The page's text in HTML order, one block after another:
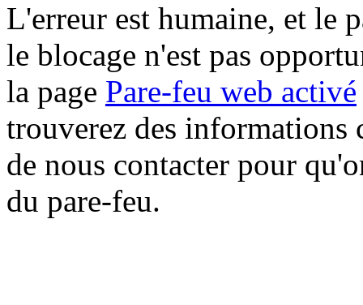
L'erreur est humaine, et le
le blocage n'est pas
la page Pare-feu web activé
trouverez des informations
de nous contacter pour
du pare-feu.